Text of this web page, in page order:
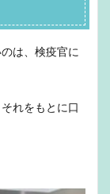
は、検疫官に
れをもとに口